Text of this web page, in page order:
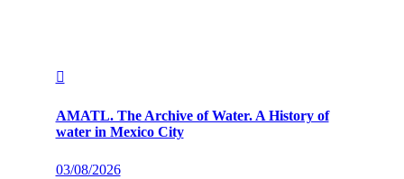
AMATL. The Archive of Water. A History of
water in Mexico City
03/08/2026